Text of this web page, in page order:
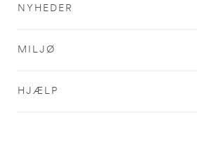
NYHEDER
MILJØ
HJÆLP